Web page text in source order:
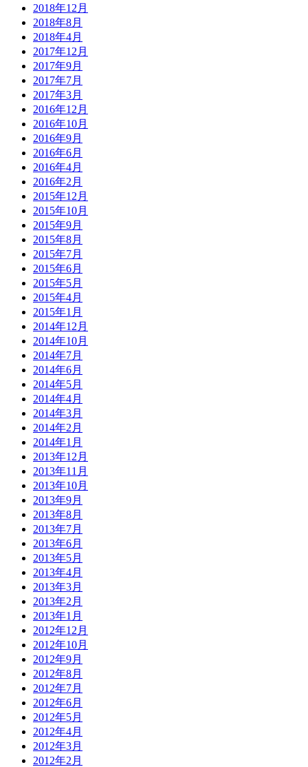
2018年12月
2018年8月
2018年4月
2017年12月
2017年9月
2017年7月
2017年3月
2016年12月
2016年10月
2016年9月
2016年6月
2016年4月
2016年2月
2015年12月
2015年10月
2015年9月
2015年8月
2015年7月
2015年6月
2015年5月
2015年4月
2015年1月
2014年12月
2014年10月
2014年7月
2014年6月
2014年5月
2014年4月
2014年3月
2014年2月
2014年1月
2013年12月
2013年11月
2013年10月
2013年9月
2013年8月
2013年7月
2013年6月
2013年5月
2013年4月
2013年3月
2013年2月
2013年1月
2012年12月
2012年10月
2012年9月
2012年8月
2012年7月
2012年6月
2012年5月
2012年4月
2012年3月
2012年2月